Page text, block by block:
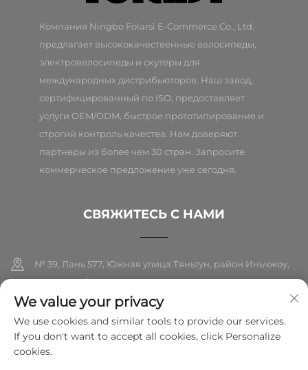
Компания Ningbo Folarsi E-Commerce Co., Ltd.
предлагает высококачественные велосипеды,
электровелосипеды и скутеры для
международных дистрибьюторов. Наш завод,
сертифицированный по ISO, предоставляет
услуги OEM/ODM, быстрое прототипирование и
строгий контроль качества. Нам доверяют
партнеры из более чем 30 стран. Запросите
коммерческое предложение уже сегодня.
СВЯЖИТЕСЬ С НАМИ
№ 39, Лань 577, Южная улица Тяньтун, район Иньчжоу,
город Нинбо, провинция Чжэцзян
+86-18989326021
[email protected]
We value your privacy
We use cookies and similar tools to provide our services.
If you don't want to accept all cookies, click Personalize
cookies.